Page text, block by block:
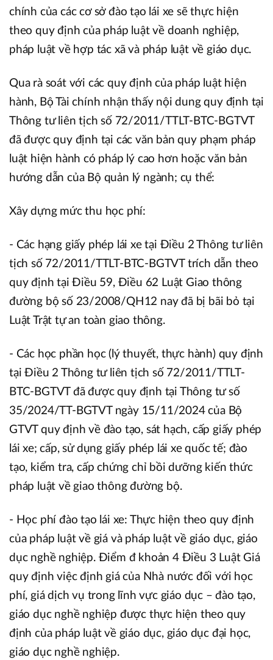
chính của các cơ sở đào tạo lái xe sẽ thực hiện
theo quy định của pháp luật về doanh nghiệp,
pháp luật về hợp tác xã và pháp luật về giáo dục.
Qua rà soát với các quy định của pháp luật hiện
hành, Bộ Tài chính nhận thấy nội dung quy định tại
Thông tư liên tịch số 72/2011/TTLT-BTC-BGTVT
đã được quy định tại các văn bản quy phạm pháp
luật hiện hành có pháp lý cao hơn hoặc văn bản
hướng dẫn của Bộ quản lý ngành; cụ thể:
Xây dựng mức thu học phí:
- Các hạng giấy phép lái xe tại Điều 2 Thông tư liên
tịch số 72/2011/TTLT-BTC-BGTVT trích dẫn theo
quy định tại Điều 59, Điều 62 Luật Giao thông
đường bộ số 23/2008/QH12 nay đã bị bãi bỏ tại
Luật Trật tự an toàn giao thông.
- Các học phần học (lý thuyết, thực hành) quy định
tại Điều 2 Thông tư liên tịch số 72/2011/TTLT-
BTC-BGTVT đã được quy định tại Thông tư số
35/2024/TT-BGTVT ngày 15/11/2024 của Bộ
GTVT quy định về đào tạo, sát hạch, cấp giấy phép
lái xe; cấp, sử dụng giấy phép lái xe quốc tế; đào
tạo, kiểm tra, cấp chứng chỉ bồi dưỡng kiến thức
pháp luật về giao thông đường bộ.
- Học phí đào tạo lái xe: Thực hiện theo quy định
của pháp luật về giá và pháp luật về giáo dục, giáo
dục nghề nghiệp. Điểm đ khoản 4 Điều 3 Luật Giá
quy định việc định giá của Nhà nước đối với học
phí, giá dịch vụ trong lĩnh vực giáo dục – đào tạo,
giáo dục nghề nghiệp được thực hiện theo quy
định của pháp luật về giáo dục, giáo dục đại học,
giáo dục nghề nghiệp.